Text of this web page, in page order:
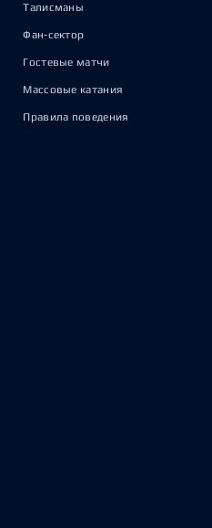
Талисманы
Фан-сектор
Гостевые матчи
Массовые катания
Правила поведения